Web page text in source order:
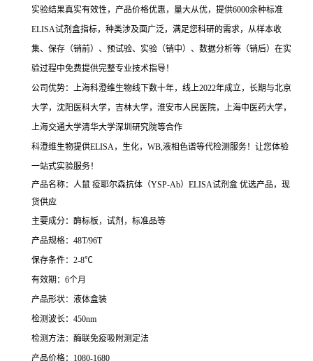
实验结果真实有效性，产品价格优惠，量大从优，提供6000余种标准
ELISA试剂盒指标，种类涉及面广泛，满足您科研的需求，从样本收
集、保存（销前）、预试验、实验（销中）、数据分析等（销后）在实
验过程中免费提供完整专业技术指导！
公司优势：上海科澄维生物线下数十年，线上2022年成立，长期与北京
大学，沈阳医科大学，吉林大学，淮安市人民医院，上海中医药大学，
上海交通大学清华大学深圳研究院等合作
科澄维生物提供ELISA，生化，WB,液相色谱等代检测服务！让您体验
一站式实验服务！
产品名称：人鼠 疫耶尔森抗体（YSP-Ab）ELISA试剂盒 优选产品，现
货供应
主要成分：酶标板，试剂，标准品等
产品规格：48T/96T
保存条件：2-8℃
有效期：6个月
产品形状：液体盒装
检测波长：450nm
检测方法：酶联免疫吸附测定法
产品价格：1080-1680